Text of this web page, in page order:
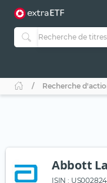
Recherche
Abbott
ISIN :